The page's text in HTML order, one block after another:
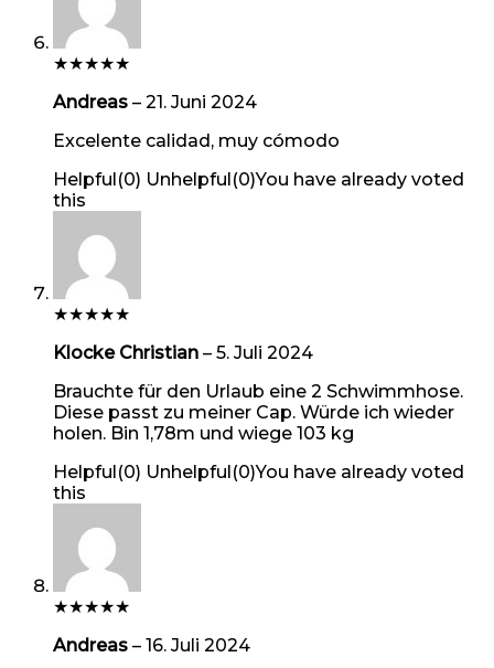
★★★★★
Andreas – 21. Juni 2024
Excelente calidad, muy cómodo
Helpful(0) Unhelpful(0)You have already voted
this
★★★★★
Klocke Christian – 5. Juli 2024
Brauchte für den Urlaub eine 2 Schwimmhose.
Diese passt zu meiner Cap. Würde ich wieder
holen. Bin 1,78m und wiege 103 kg
Helpful(0) Unhelpful(0)You have already voted
this
★★★★★
Andreas – 16. Juli 2024